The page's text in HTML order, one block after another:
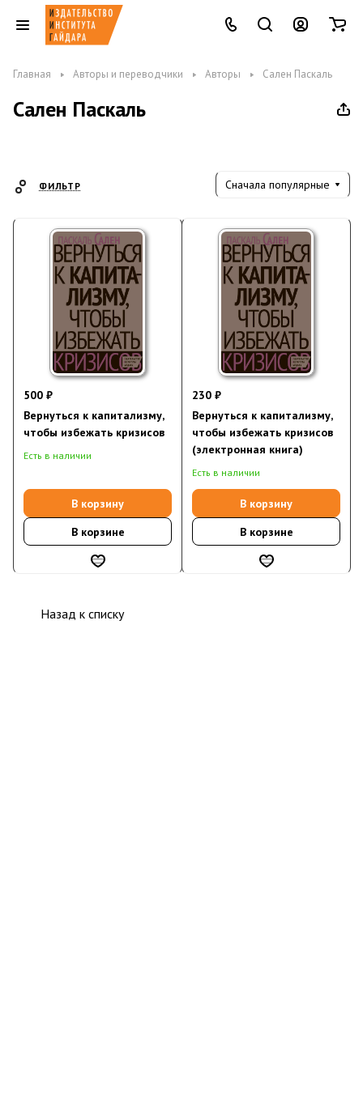
Главная Авторы и переводчики Авторы Сален Паскаль
Сален Паскаль
ФИЛЬТР Сначала популярные
500 ₽
Вернуться к капитализму,
чтобы избежать кризисов
Есть в наличии
В корзину
В корзине
230 ₽
Вернуться к капитализму,
чтобы избежать кризисов
(электронная книга)
Есть в наличии
В корзину
В корзине
Назад к списку